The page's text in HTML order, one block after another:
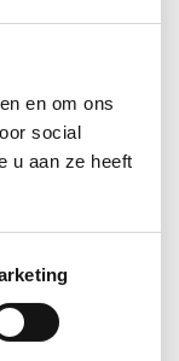
en om ons
social
u aan ze heeft